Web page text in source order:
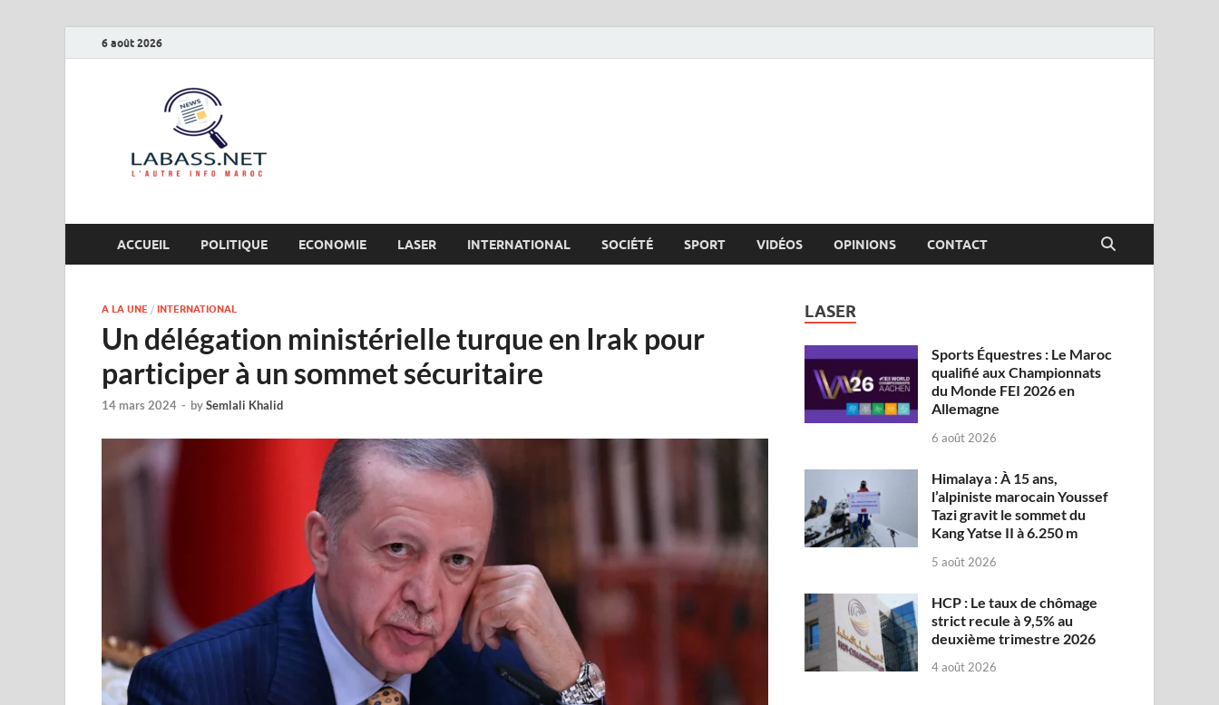
6 août 2026
ACCUEIL POLITIQUE ECONOMIE LASER INTERNATIONAL SOCIÉTÉ SPORT VIDÉOS OPINIONS CONTACT
A LA UNE / INTERNATIONAL
Un délégation ministérielle turque en Irak pour
participer à un sommet sécuritaire
14 mars 2024 - bySemlali Khalid
LASER
Sports Équestres : Le Maroc
qualifié aux Championnats
du Monde FEI 2026 en
Allemagne
6 août 2026
Himalaya : À 15 ans,
l’alpiniste marocain Youssef
Tazi gravit le sommet du
Kang Yatse II à 6.250 m
5 août 2026
HCP : Le taux de chômage
strict recule à 9,5% au
deuxième trimestre 2026
4 août 2026